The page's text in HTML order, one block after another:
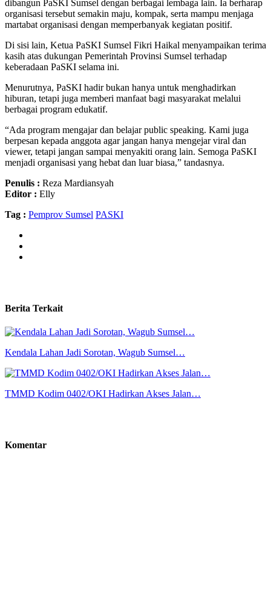
dibangun PaSKI Sumsel dengan berbagai lembaga lain. Ia berharap
organisasi tersebut semakin maju, kompak, serta mampu menjaga
martabat organisasi dengan memperbanyak kegiatan positif.
Di sisi lain, Ketua PaSKI Sumsel Fikri Haikal menyampaikan terima
kasih atas dukungan Pemerintah Provinsi Sumsel terhadap
keberadaan PaSKI selama ini.
Menurutnya, PaSKI hadir bukan hanya untuk menghadirkan
hiburan, tetapi juga memberi manfaat bagi masyarakat melalui
berbagai program edukatif.
“Ada program mengajar dan belajar public speaking. Kami juga
berpesan kepada anggota agar jangan hanya mengejar viral dan
viewer, tetapi jangan sampai menyakiti orang lain. Semoga PaSKI
menjadi organisasi yang hebat dan luar biasa,” tandasnya.
Penulis : Reza Mardiansyah
Editor : Elly
Tag : Pemprov Sumsel PASKI
Berita Terkait
Kendala Lahan Jadi Sorotan, Wagub Sumsel…
TMMD Kodim 0402/OKI Hadirkan Akses Jalan…
Komentar